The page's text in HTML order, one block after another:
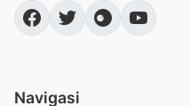
Navigasi